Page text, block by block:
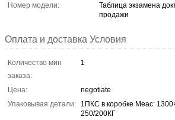
Номер модели:
Таблица экзамена
продажи
Оплата и доставка Условия
Количество мин
заказа:
1
Цена:
negotiate
Упаковывая детали:
1ПКС в коробке Меас:
250/200КГ